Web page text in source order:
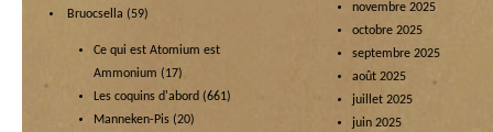
Bruocsella (59)
Ce qui est Atomium est
Ammonium (17)
Les coquins d'abord (661)
Manneken-Pis (20)
novembre 2025
octobre 2025
septembre 2025
août 2025
juillet 2025
juin 2025